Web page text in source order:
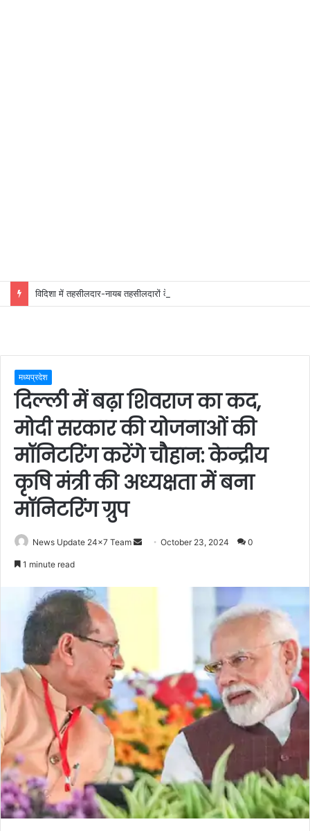
मध्यप्रदेश
दिल्ली में बढ़ा शिवराज का कद,
मोदी सरकार की योजनाओं की
मॉनिटरिंग करेंगे चौहान: केन्द्रीय
कृषि मंत्री की अध्यक्षता में बना
मॉनिटरिंग ग्रुप
News Update 24x7 Team
SendOctober 23, 2024 0
1 minute read